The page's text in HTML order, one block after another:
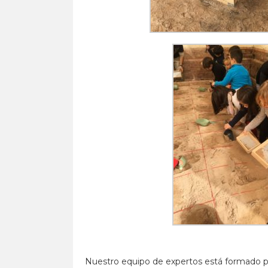
Nuestro equipo de expertos está formado